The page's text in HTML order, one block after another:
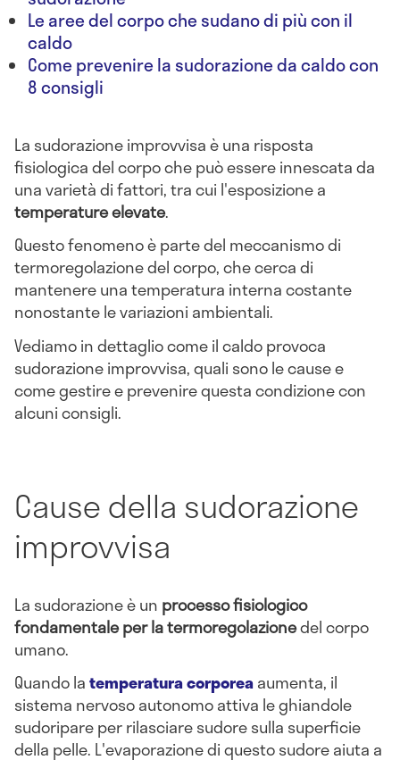
Le aree del corpo che sudano di più con il
caldo
Come prevenire la sudorazione da caldo con
8 consigli
La sudorazione improvvisa è una risposta
fisiologica del corpo che può essere innescata da
una varietà di fattori, tra cui l'esposizione a
temperature elevate.
Questo fenomeno è parte del meccanismo di
termoregolazione del corpo, che cerca di
mantenere una temperatura interna costante
nonostante le variazioni ambientali.
Vediamo in dettaglio come il caldo provoca
sudorazione improvvisa, quali sono le cause e
come gestire e prevenire questa condizione con
alcuni consigli.
Cause della sudorazione
improvvisa
La sudorazione è un processo fisiologico
fondamentale per la termoregolazionedel corpo
umano.
Quando latemperatura corporeaaumenta, il
sistema nervoso autonomo attiva le ghiandole
sudoripare per rilasciare sudore sulla superficie
della pelle. L'evaporazione di questo sudore aiuta a